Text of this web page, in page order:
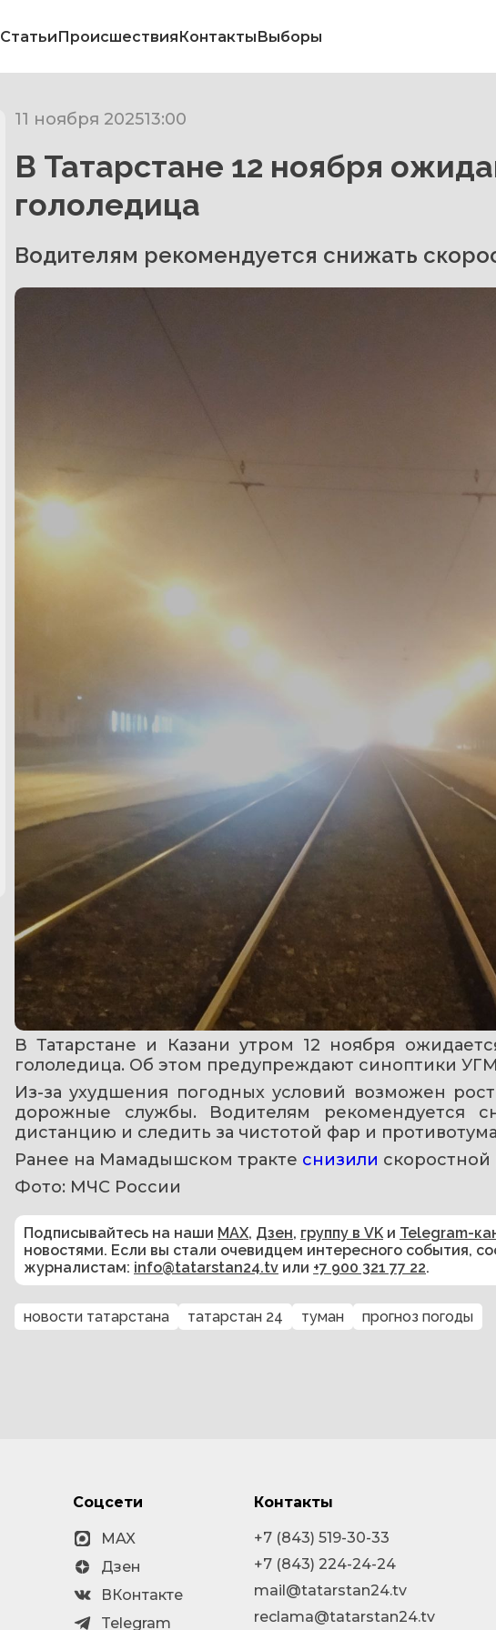
СтатьиПроисшествияКонтактыВыборы
11 ноября 202513:00
В Татарстане 12 ноября
гололедица
Водителям рекомендуется снижать
В Татарстане и Казани утром 12 ноября
гололедица. Об этом предупреждают синоптики
Из-за ухудшения погодных условий возможен
дорожные службы. Водителям рекомендуется
дистанцию и следить за чистотой фар и
Ранее на Мамадышском тракте снизили
Фото: МЧС России
Подписывайтесь на наши MAX, Дзен, группу в VK и Telegram-
новостями. Если вы стали очевидцем интересного события,
журналистам: info@tatarstan24.tv или +7 900 321 77 22.
новости татарстана татарстан 24 туман прогноз погоды
Соцсети
MAX
Дзен
ВКонтакте
Telegram
Контакты
+7 (843) 519-30-33
+7 (843) 224-24-24
mail@tatarstan24.tv
reclama@tatarstan24.tv